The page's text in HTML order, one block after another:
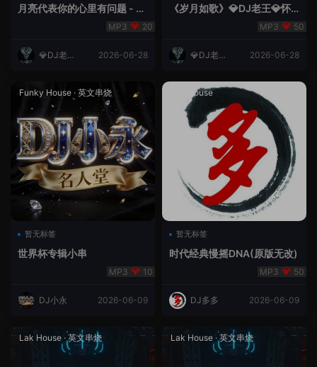
月亮代表你的心里有问题 - 小
20
💎DJ老王
2026-06-28
《岁月如歌》💎DJ老王💎怀
50
💎DJ老王
2026-06-28
Funky House · 英文串烧
暂无标签
世界杯专辑小串
10
DJ小永 2026-06-09
成都House
暂无标签
时代经典慢摇DNA(原版无改)
50
DJ多多 2026-06-09
Lak House ·英文串烧 Lak House ·英文串烧